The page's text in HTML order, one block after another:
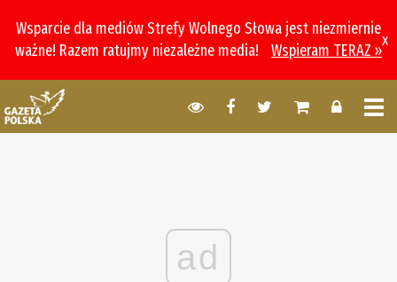
Wsparcie dla mediów Strefy Wolnego Słowa jest niezmiernie
ważne! Razem ratujmy niezależne media!
Wspieram TERAZ »
x
ad